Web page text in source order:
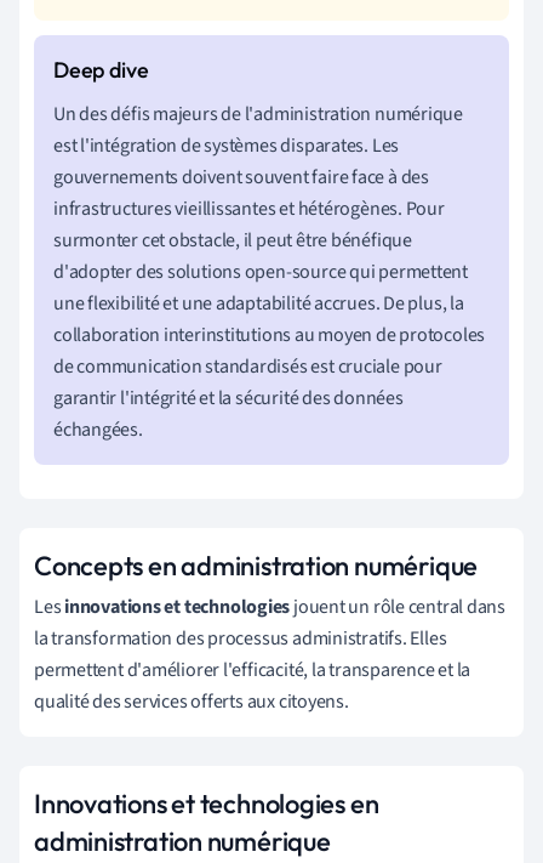
Un des défis majeurs de l'administration numérique
est l'intégration de systèmes disparates. Les
gouvernements doivent souvent faire face à des
infrastructures vieillissantes et hétérogènes. Pour
surmonter cet obstacle, il peut être bénéfique
d'adopter des solutions open-source qui permettent
une flexibilité et une adaptabilité accrues. De plus, la
collaboration interinstitutions au moyen de protocoles
de communication standardisés est cruciale pour
garantir l'intégrité et la sécurité des données
échangées.
Concepts en administration numérique
Lesinnovations et technologiesjouent un rôle central dans
la transformation des processus administratifs. Elles
permettent d'améliorer l'efficacité, la transparence et la
qualité des services offerts aux citoyens.
Innovations et technologies en
administration numérique